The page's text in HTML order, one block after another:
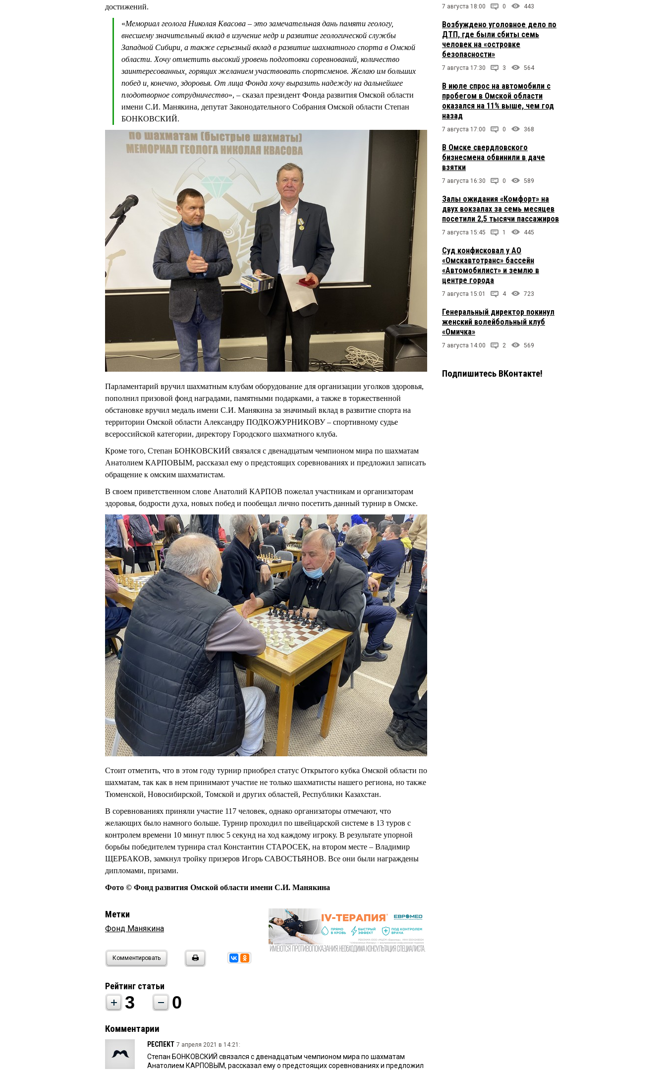
достижений.
«Мемориал геолога Николая Квасова – это замечательная дань памяти геологу,
внесшему значительный вклад в изучение недр и развитие геологической службы
Западной Сибири, а также серьезный вклад в развитие шахматного спорта в Омской
области. Хочу отметить высокий уровень подготовки соревнований, количество
заинтересованных, горящих желанием участвовать спортсменов. Желаю им больших
побед и, конечно, здоровья. От лица Фонда хочу выразить надежду на дальнейшее
плодотворное сотрудничество», – сказал президент Фонда развития Омской области
имени С.И. Манякина, депутат Законодательного Собрания Омской области Степан
БОНКОВСКИЙ.
Парламентарий вручил шахматным клубам оборудование для организации уголков здоровья,
пополнил призовой фонд наградами, памятными подарками, а также в торжественной
обстановке вручил медаль имени С.И. Манякина за значимый вклад в развитие спорта на
территории Омской области Александру ПОДКОЖУРНИКОВУ – спортивному судье
всероссийской категории, директору Городского шахматного клуба.
Кроме того, Степан БОНКОВСКИЙ связался с двенадцатым чемпионом мира по шахматам
Анатолием КАРПОВЫМ, рассказал ему о предстоящих соревнованиях и предложил записать
обращение к омским шахматистам.
В своем приветственном слове Анатолий КАРПОВ пожелал участникам и организаторам
здоровья, бодрости духа, новых побед и пообещал лично посетить данный турнир в Омске.
Стоит отметить, что в этом году турнир приобрел статус Открытого кубка Омской области по
шахматам, так как в нем принимают участие не только шахматисты нашего региона, но также
Тюменской, Новосибирской, Томской и других областей, Республики Казахстан.
В соревнованиях приняли участие 117 человек, однако организаторы отмечают, что
желающих было намного больше. Турнир проходил по швейцарской системе в 13 туров с
контролем времени 10 минут плюс 5 секунд на ход каждому игроку. В результате упорной
борьбы победителем турнира стал Константин СТАРОСЕК, на втором месте – Владимир
ЩЕРБАКОВ, замкнул тройку призеров Игорь САВОСТЬЯНОВ. Все они были награждены
дипломами, призами.
Фото © Фонд развития Омской области имени С.И. Манякина
Метки
Фонд Манякина
Комментировать
Рейтинг статьи
3 0
Комментарии
РЕСПЕКТ 7 апреля 2021 в 14:21:
Степан БОНКОВСКИЙ связался с двенадцатым чемпионом мира по шахматам
Анатолием КАРПОВЫМ, рассказал ему о предстоящих соревнованиях и предложил
7 августа 18:00 0 443
Возбуждено уголовное дело по
ДТП, где были сбиты семь
человек на «островке
безопасности»
7 августа 17:30 3 564
В июле спрос на автомобили с
пробегом в Омской области
оказался на 11% выше, чем год
назад
7 августа 17:00 0 368
В Омске свердловского
бизнесмена обвинили в даче
взятки
7 августа 16:30 0 589
Залы ожидания «Комфорт» на
двух вокзалах за семь месяцев
посетили 2,5 тысячи пассажиров
7 августа 15:45 1 445
Суд конфисковал у АО
«Омскавтотранс» бассейн
«Автомобилист» и землю в
центре города
7 августа 15:01 4 723
Генеральный директор покинул
женский волейбольный клуб
«Омичка»
7 августа 14:00 2 569
Подпишитесь ВКонтакте!